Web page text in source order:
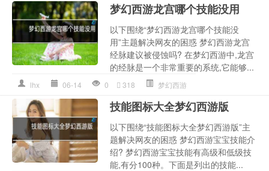
梦幻西游龙宫哪个技能没用
以下围绕“梦幻西游龙宫哪个技能没
用”主题解决网友的困惑 梦幻西游龙宫
经脉建议被侵蚀吗? 在梦幻西游中,龙宫
的经脉是一个非常重要的系统,它能够...
lhx 06-14 0 318 梦幻西游
技能图标大全梦幻西游版
以下围绕“技能图标大全梦幻西游版”主
题解决网友的困惑 梦幻西游宝宝技能介
绍? 梦幻西游宝宝技能有高级和低级技
能,有分100种。下面是列出的技能...